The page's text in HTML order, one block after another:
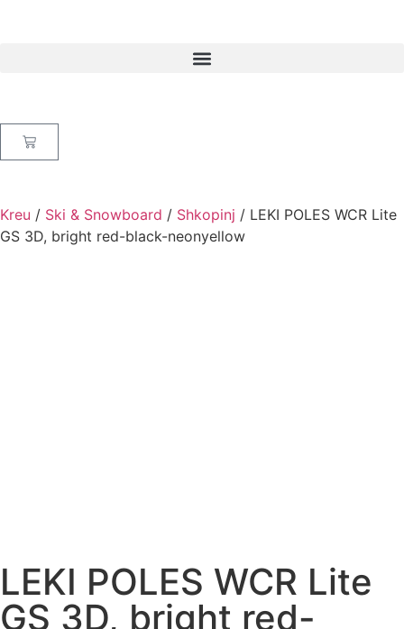
Kreu / Ski & Snowboard / Shkopinj / LEKI POLES WCR Lite
GS 3D, bright red-black-neonyellow
LEKI POLES WCR Lite
GS 3D, bright red-